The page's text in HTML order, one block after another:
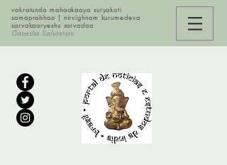
vakratunda mahaakaaya suryakoti
samaprabhaa | nirvighnam kurumedeva
sarvakaaryeshu sarvadaa
Ganesha Salutation